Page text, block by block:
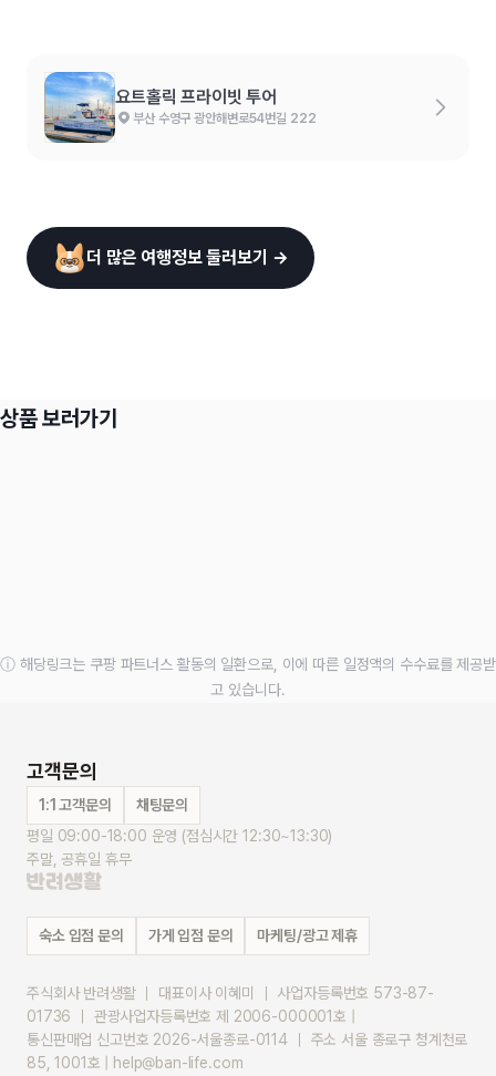
요트홀릭 프라이빗 투어
부산 수영구 광안해변로54번길 222
더 많은 여행정보 둘러보기 →
상품 보러가기
ⓘ 해당링크는 쿠팡 파트너스 활동의 일환으로, 이에 따른 일정액의 수수료를 제공받
고 있습니다.
고객문의
1:1 고객문의
채팅문의
평일 09:00-18:00 운영 (점심시간 12:30~13:30)
주말, 공휴일 휴무
숙소 입점 문의 가게 입점 문의 마케팅/광고 제휴
주식회사 반려생활 ｜ 대표이사 이혜미 ｜ 사업자등록번호 573-87-
01736 ｜ 관광사업자등록번호 제 2006-000001호 |
통신판매업 신고번호 2026-서울종로-0114 ｜ 주소 서울 종로구 청계천로
85, 1001호 | help@ban-life.com